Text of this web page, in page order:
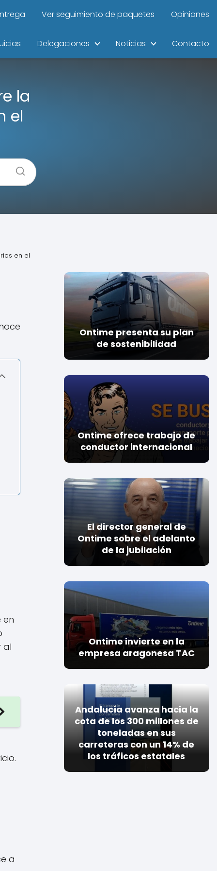
Ver seguimiento de paquetes Opiniones
Delegaciones Noticias Contacto
la
el
en el
en
al
a
Ontime presenta su plan
de sostenibilidad
Ontime ofrece trabajo de
conductor internacional
El director general de
Ontime sobre el adelanto
de la jubilación
Ontime invierte en la
empresa aragonesa TAC
Andalucía avanza hacia la
cota de los 300 millones de
toneladas en sus
carreteras con un 14% de
los tráficos estatales